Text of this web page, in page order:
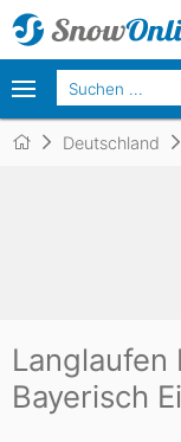
Deutschland
Langlaufen
Bayerisch